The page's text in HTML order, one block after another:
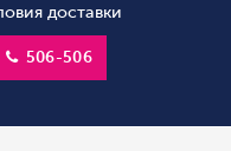
доставки
506-506